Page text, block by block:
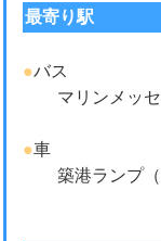
最寄り駅
●バス
マリンメッセ
●車
築港ランプ（